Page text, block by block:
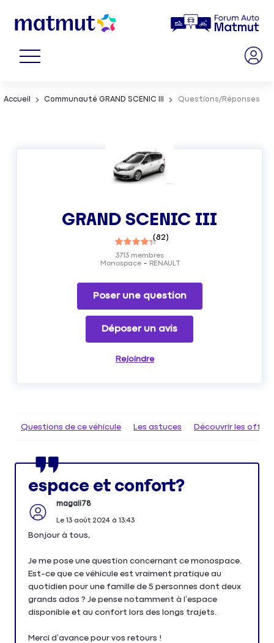
Accueil Communauté GRAND SCENIC III Questions/Réponses
GRAND SCENIC III
(82)
Monospace RENAULT
3713membres
Poser une question
Déposer un avis
Rejoindre
Questions de ce véhicule Les astuces Découvrir les
espace et confort?
magali78
Le 13 août 2024à 13:43
Bonjour à tous,
Je me pose une question concernant ce monospace.
Est-ce que ce véhicule est vraiment pratique au
quotidien pour une famille de 5 personnes dont deux
grands ados ? Je pense notamment à l’espace
disponible et au confort lors des longs trajets.
Merci d’avance pour vos retours !